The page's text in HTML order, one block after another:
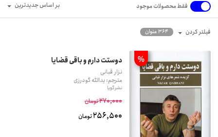
فقط محصولات موجود بر اساس جدیدترین
فیلتر کردن 364 عنوان
% دوستت دارم و باقی قضایا
نزار قبانی
مترجم: یدالله گودرزی
نشر گویا
270,000تومان
256,500تومان